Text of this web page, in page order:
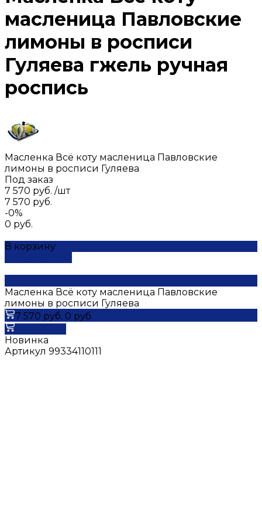
масленица Павловские
лимоны в росписи
Гуляева гжель ручная
роспись
Масленка Всё коту масленица Павловские
лимоны в росписи Гуляева
Под заказ
7 570 руб. /шт
7 570 руб.
-0%
0 руб.
В корзину
Масленка Всё коту масленица Павловские
лимоны в росписи Гуляева
7 570 руб. 0 руб.
Новинка
Артикул 99334110111